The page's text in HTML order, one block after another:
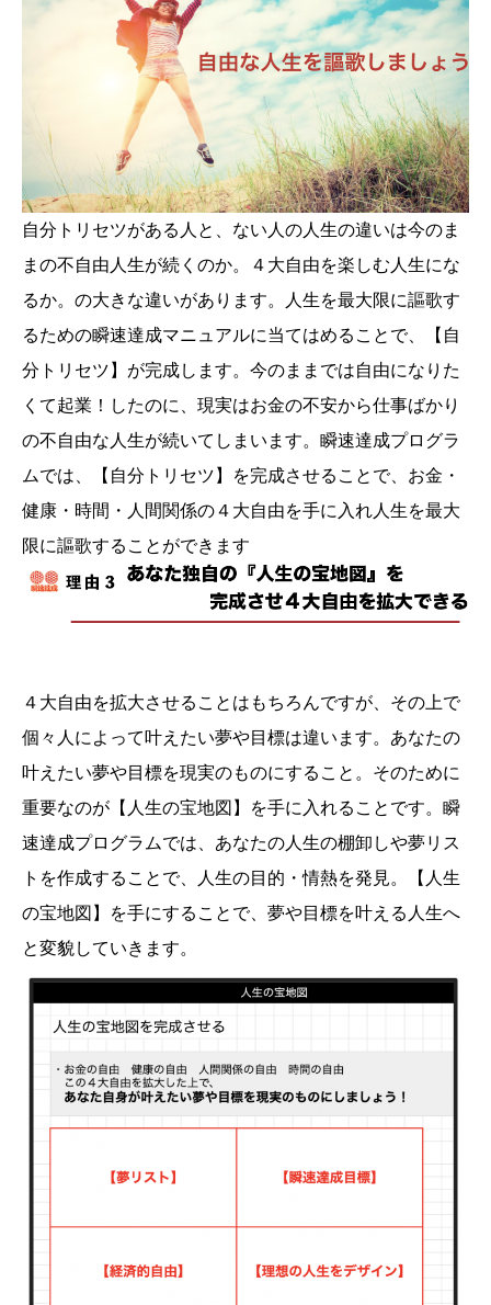
自分トリセツがある人と、ない人の人生の違いは今のま
まの不自由人生が続くのか。４大自由を楽しむ人生にな
るか。の大きな違いがあります。人生を最大限に謳歌す
るための瞬速達成マニュアルに当てはめることで、【自
分トリセツ】が完成します。今のままでは自由になりた
くて起業！したのに、現実はお金の不安から仕事ばかり
の不自由な人生が続いてしまいます。瞬速達成プログラ
ムでは、【自分トリセツ】を完成させることで、お金・
健康・時間・人間関係の４大自由を手に入れ人生を最大
限に謳歌することができます
４大自由を拡大させることはもちろんですが、その上で
個々人によって叶えたい夢や目標は違います。あなたの
叶えたい夢や目標を現実のものにすること。そのために
重要なのが【人生の宝地図】を手に入れることです。瞬
速達成プログラムでは、あなたの人生の棚卸しや夢リス
トを作成することで、人生の目的・情熱を発見。【人生
の宝地図】を手にすることで、夢や目標を叶える人生へ
と変貌していきます。